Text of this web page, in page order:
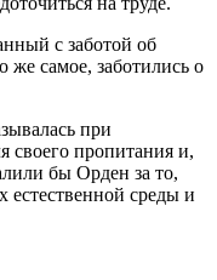
с заботой об
самое, заботились о
при
своего пропитания и,
бы Орден за то,
естественной среды и